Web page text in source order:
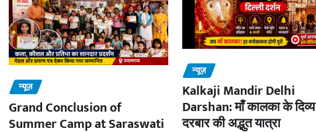
न्यूज़
Grand Conclusion of
Summer Camp at Saraswati
न्यूज़
Kalkaji Mandir Delhi
Darshan: माँ कालका के दिव्य
दरबार की अद्भुत यात्रा